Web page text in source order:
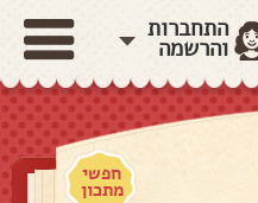
התחברות
והרשמה
חפשי
מתכון